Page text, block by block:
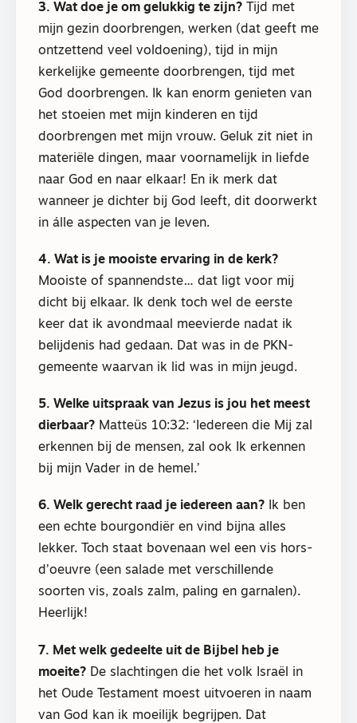
3. Wat doe je om gelukkig te zijn? Tijd met
mijn gezin doorbrengen, werken (dat geeft me
ontzettend veel voldoening), tijd in mijn
kerkelijke gemeente doorbrengen, tijd met
God doorbrengen. Ik kan enorm genieten van
het stoeien met mijn kinderen en tijd
doorbrengen met mijn vrouw. Geluk zit niet in
materiële dingen, maar voornamelijk in liefde
naar God en naar elkaar! En ik merk dat
wanneer je dichter bij God leeft, dit doorwerkt
in álle aspecten van je leven.
4. Wat is je mooiste ervaring in de kerk?
Mooiste of spannendste… dat ligt voor mij
dicht bij elkaar. Ik denk toch wel de eerste
keer dat ik avondmaal meevierde nadat ik
belijdenis had gedaan. Dat was in de PKN-
gemeente waarvan ik lid was in mijn jeugd.
5. Welke uitspraak van Jezus is jou het meest
dierbaar? Matteüs 10:32: ‘Iedereen die Mij zal
erkennen bij de mensen, zal ook Ik erkennen
bij mijn Vader in de hemel.’
6. Welk gerecht raad je iedereen aan? Ik ben
een echte bourgondiër en vind bijna alles
lekker. Toch staat bovenaan wel een vis hors-
d’oeuvre (een salade met verschillende
soorten vis, zoals zalm, paling en garnalen).
Heerlijk!
7. Met welk gedeelte uit de Bijbel heb je
moeite? De slachtingen die het volk Israël in
het Oude Testament moest uitvoeren in naam
van God kan ik moeilijk begrijpen. Dat